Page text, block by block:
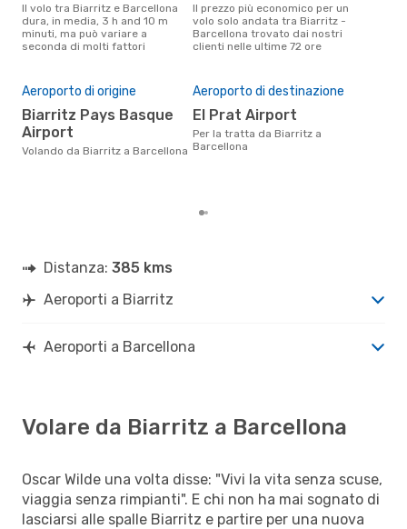
Il volo tra Biarritz e Barcellona
dura, in media, 3 h and 10 m
minuti, ma può variare a
seconda di molti fattori
Il prezzo più economico per un
volo solo andata tra Biarritz -
Barcellona trovato dai nostri
clienti nelle ultime 72 ore
Aeroporto di origine
Biarritz Pays Basque
Airport
Volando da Biarritz a Barcellona
Aeroporto di destinazione
El Prat Airport
Per la tratta da Biarritz a
Barcellona
Distanza: 385 kms
Aeroporti a Biarritz
Aeroporti a Barcellona
Volare da Biarritz a Barcellona
Oscar Wilde una volta disse: "Vivi la vita senza scuse,
viaggia senza rimpianti". E chi non ha mai sognato di
lasciarsi alle spalle Biarritz e partire per una nuova